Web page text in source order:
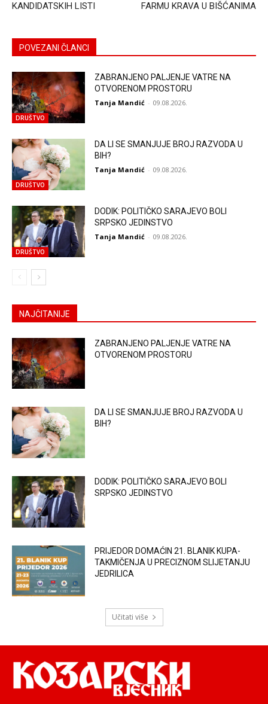
KANDIDATSKIH LISTI
FARMU KRAVA U BIŠĆANIMA
POVEZANI ČLANCI
DRUŠTVO
ZABRANJENO PALJENJE VATRE NA
OTVORENOM PROSTORU
Tanja Mandić - 09.08.2026.
DRUŠTVO
DA LI SE SMANJUJE BROJ RAZVODA U
BIH?
Tanja Mandić - 09.08.2026.
DRUŠTVO
DODIK: POLITIČKO SARAJEVO BOLI
SRPSKO JEDINSTVO
Tanja Mandić - 09.08.2026.
NAJČITANIJE
ZABRANJENO PALJENJE VATRE NA
OTVORENOM PROSTORU
DA LI SE SMANJUJE BROJ RAZVODA U
BIH?
DODIK: POLITIČKO SARAJEVO BOLI
SRPSKO JEDINSTVO
PRIJEDOR DOMAĆIN 21. BLANIK KUPA-
TAKMIČENJA U PRECIZNOM SLIJETANJU
JEDRILICA
Učitati više